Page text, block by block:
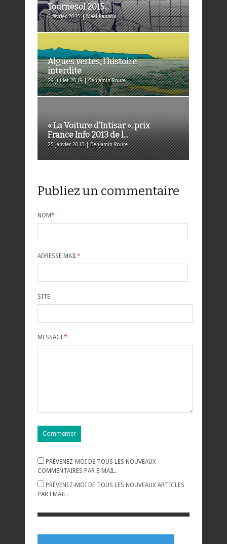
Tournesol 2015...
6 février 2015 | Maël Rannou
Algues vertes, l’histoire
interdite
29 juillet 2019 | Benjamin Roure
« La Voiture d’Intisar », prix
France Info 2013 de l...
25 janvier 2013 | Benjamin Roure
Publiez un commentaire
NOM*
ADRESSE MAIL*
SITE
MESSAGE*
PRÉVENEZ-MOI DE TOUS LES NOUVEAUX
COMMENTAIRES PAR E-MAIL.
PRÉVENEZ-MOI DE TOUS LES NOUVEAUX ARTICLES
PAR EMAIL.